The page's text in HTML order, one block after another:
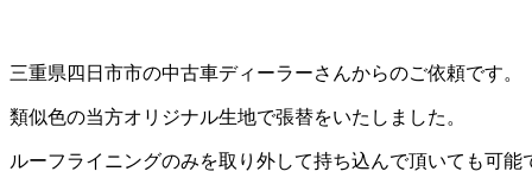
三重県四日市市の中古車ディーラーさんからのご依頼です。
類似色の当方オリジナル生地で張替をいたしました。
ルーフライニングのみを取り外して持ち込んで頂いても可能